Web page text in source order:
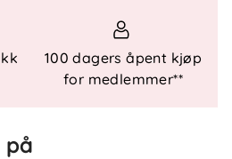
posisjoner
for enkel justering
100 dagers åpent kjøp
for medlemmer**
på